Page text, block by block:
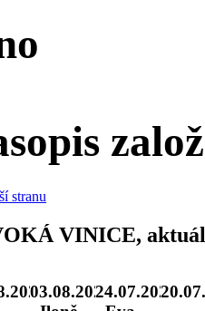
stranu
VINICE,
03.08.202624.07.2026